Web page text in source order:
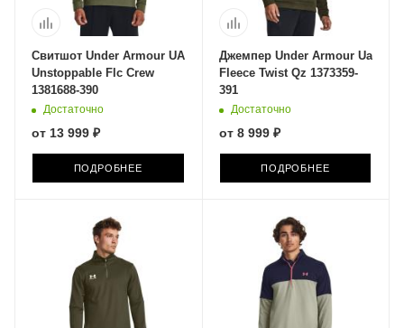
Свитшот Under Armour UA
Unstoppable Flc Crew
1381688-390
Достаточно
от 13 999 ₽
ПОДРОБНЕЕ
Джемпер Under Armour Ua
Fleece Twist Qz 1373359-
391
Достаточно
от 8 999 ₽
ПОДРОБНЕЕ